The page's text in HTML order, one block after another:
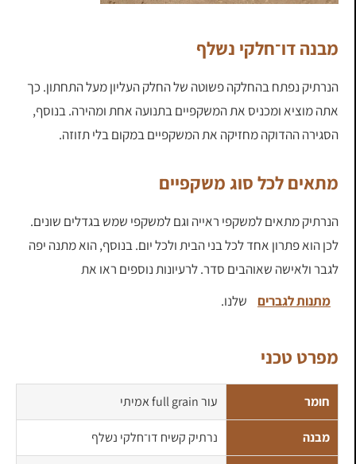
מבנה דו־חלקי נשלף
הנרתיק נפתח בהחלקה פשוטה של החלק העליון מעל התחתון. כך
אתה מוציא ומכניס את המשקפיים בתנועה אחת ומהירה. בנוסף,
הסגירה ההדוקה מחזיקה את המשקפיים במקום בלי תזוזה.
מתאים לכל סוג משקפיים
הנרתיק מתאים למשקפי ראייה וגם למשקפי שמש בגדלים שונים.
לכן הוא פתרון אחד לכל בני הבית ולכל יום. בנוסף, הוא מתנה יפה
לגבר ולאישה שאוהבים סדר. לרעיונות נוספים ראו את
מתנות לגברים
שלנו.
מפרט טכני
חומר עור full grain אמיתי
מבנה נרתיק קשיח דו־חלקי נשלף